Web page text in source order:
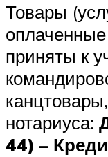
Товары
приняты к
нотариуса:
44) –